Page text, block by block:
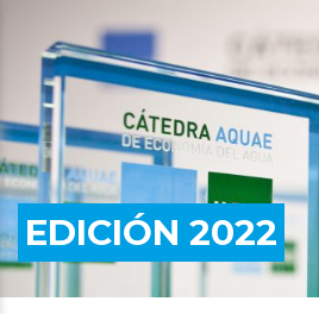
EDICIÓN 2022